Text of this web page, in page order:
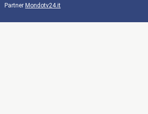
Partner Mondotv24.it